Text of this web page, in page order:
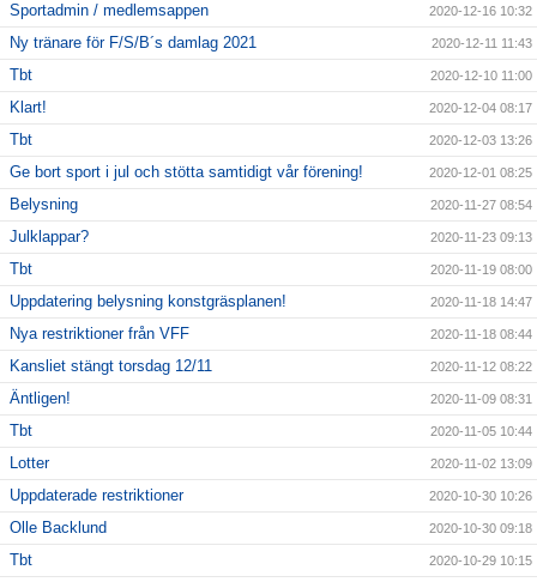
Sportadmin / medlemsappen 2020-12-16 10:32
Ny tränare för F/S/B´s damlag 2021 2020-12-11 11:43
Tbt 2020-12-10 11:00
Klart! 2020-12-04 08:17
Tbt 2020-12-03 13:26
Ge bort sport i jul och stötta samtidigt vår förening! 2020-12-01 08:25
Belysning 2020-11-27 08:54
Julklappar? 2020-11-23 09:13
Tbt 2020-11-19 08:00
Uppdatering belysning konstgräsplanen! 2020-11-18 14:47
Nya restriktioner från VFF 2020-11-18 08:44
Kansliet stängt torsdag 12/11 2020-11-12 08:22
Äntligen! 2020-11-09 08:31
Tbt 2020-11-05 10:44
Lotter 2020-11-02 13:09
Uppdaterade restriktioner 2020-10-30 10:26
Olle Backlund 2020-10-30 09:18
Tbt 2020-10-29 10:15